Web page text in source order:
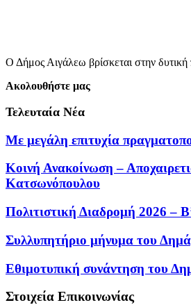
Ο Δήμος Αιγάλεω βρίσκεται στην
Ακολουθήστε μας
Τελευταία Νέα
Με μεγάλη επιτυχία
Κοινή Ανακοίνωση –
Κατσωνόπουλου
Πολιτιστική Διαδρομή 2026 –
Συλλυπητήριο μήνυμα του
Εθιμοτυπική συνάντηση του
Στοιχεία Επικοινωνίας